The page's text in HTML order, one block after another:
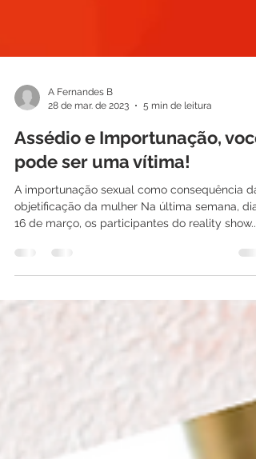
28 de mar. de 2023
5 min de leitura
Assédio e Importunação, você
pode ser uma vítima!
A importunação sexual como consequência da
objetificação da mulher Na última semana, dia
16 de março, os participantes do reality show...